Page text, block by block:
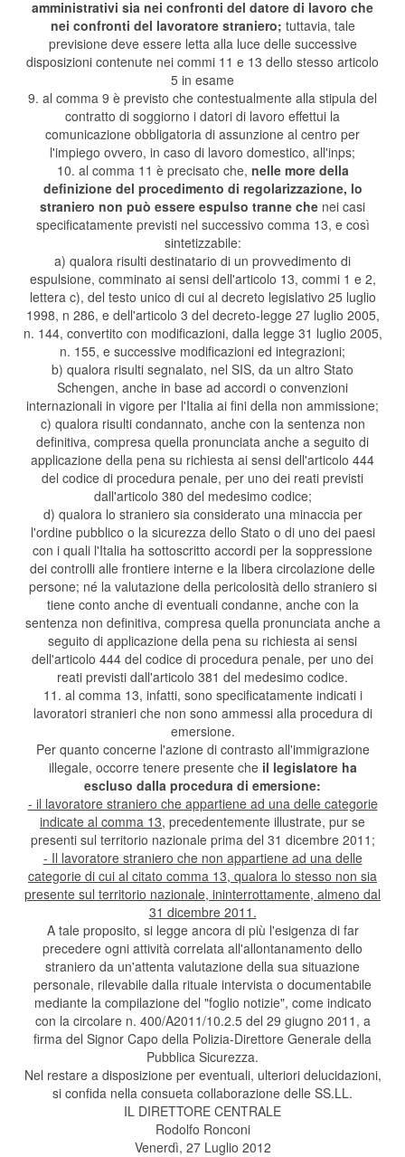
amministrativi sia nei confronti del datore di lavoro che
nei confronti del lavoratore straniero; tuttavia, tale
previsione deve essere letta alla luce delle successive
disposizioni contenute nei commi 11 e 13 dello stesso articolo
5 in esame
9. al comma 9 è previsto che contestualmente alla stipula del
contratto di soggiorno i datori di lavoro effettui la
comunicazione obbligatoria di assunzione al centro per
l'impiego ovvero, in caso di lavoro domestico, all'inps;
10. al comma 11 è precisato che, nelle more della
definizione del procedimento di regolarizzazione, lo
straniero non può essere espulso tranne che nei casi
specificatamente previsti nel successivo comma 13, e così
sintetizzabile:
a) qualora risulti destinatario di un provvedimento di
espulsione, comminato ai sensi dell'articolo 13, commi 1 e 2,
lettera c), del testo unico di cui al decreto legislativo 25 luglio
1998, n 286, e dell'articolo 3 del decreto-legge 27 luglio 2005,
n. 144, convertito con modificazioni, dalla legge 31 luglio 2005,
n. 155, e successive modificazioni ed integrazioni;
b) qualora risulti segnalato, nel SIS, da un altro Stato
Schengen, anche in base ad accordi o convenzioni
internazionali in vigore per l'Italia ai fini della non ammissione;
c) qualora risulti condannato, anche con la sentenza non
definitiva, compresa quella pronunciata anche a seguito di
applicazione della pena su richiesta ai sensi dell'articolo 444
del codice di procedura penale, per uno dei reati previsti
dall'articolo 380 del medesimo codice;
d) qualora lo straniero sia considerato una minaccia per
l'ordine pubblico o la sicurezza dello Stato o di uno dei paesi
con i quali l'Italia ha sottoscritto accordi per la soppressione
dei controlli alle frontiere interne e la libera circolazione delle
persone; né la valutazione della pericolosità dello straniero si
tiene conto anche di eventuali condanne, anche con la
sentenza non definitiva, compresa quella pronunciata anche a
seguito di applicazione della pena su richiesta ai sensi
dell'articolo 444 del codice di procedura penale, per uno dei
reati previsti dall'articolo 381 del medesimo codice.
11. al comma 13, infatti, sono specificatamente indicati i
lavoratori stranieri che non sono ammessi alla procedura di
emersione.
Per quanto concerne l'azione di contrasto all'immigrazione
illegale, occorre tenere presente che il legislatore ha
escluso dalla procedura di emersione:
- il lavoratore straniero che appartiene ad una delle categorie
indicate al comma 13, precedentemente illustrate, pur se
presenti sul territorio nazionale prima del 31 dicembre 2011;
- Il lavoratore straniero che non appartiene ad una delle
categorie di cui al citato comma 13, qualora lo stesso non sia
presente sul territorio nazionale, ininterrottamente, almeno dal
31 dicembre 2011.
A tale proposito, si legge ancora di più l'esigenza di far
precedere ogni attività correlata all'allontanamento dello
straniero da un'attenta valutazione della sua situazione
personale, rilevabile dalla rituale intervista o documentabile
mediante la compilazione del "foglio notizie", come indicato
con la circolare n. 400/A2011/10.2.5 del 29 giugno 2011, a
firma del Signor Capo della Polizia-Direttore Generale della
Pubblica Sicurezza.
Nel restare a disposizione per eventuali, ulteriori delucidazioni,
si confida nella consueta collaborazione delle SS.LL.
IL DIRETTORE CENTRALE
Rodolfo Ronconi
Venerdì, 27 Luglio 2012